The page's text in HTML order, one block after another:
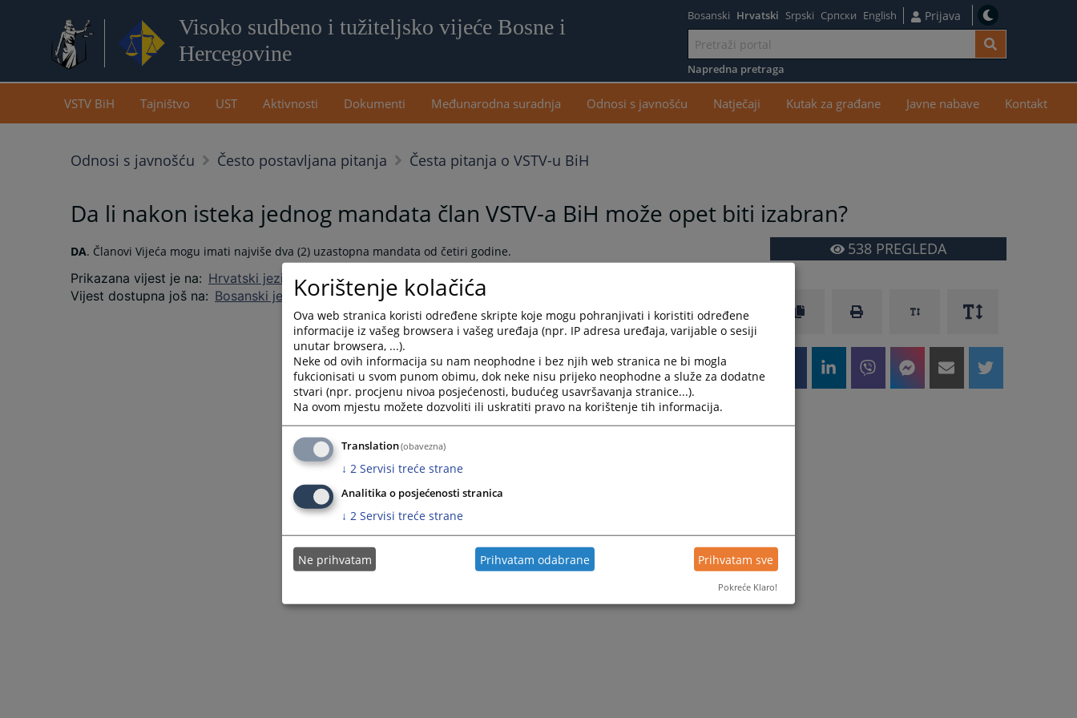
Visoko sudbeno i tužiteljsko vijeće Bosne i
Hercegovine
na
sadržaj
Bosanski Hrvatski Srpski Српски English Prijava
Napredna pretraga
VSTV BiH Tajništvo UST Aktivnosti Dokumenti Međunarodna suradnja Odnosi s javnošću Natječaji Kutak za građane Javne nabave Kontakt
Odnosi s javnošću Često postavljana pitanja Česta pitanja o VSTV-u BiH
Da li nakon isteka jednog mandata član VSTV-a BiH može opet biti izabran?
DA. Članovi Vijeća mogu imati najviše dva (2) uzastopna mandata od četiri godine.
Prikazana vijest je na: Hrvatski jezik
Vijest dostupna još na: Bosanski jezik Srpski jezik English language
538PREGLEDA
Korištenje kolačića
Ova web stranica koristi određene skripte koje mogu pohranjivati i koristiti određene
informacije iz vašeg browsera i vašeg uređaja (npr. IP adresa uređaja, varijable o sesiji
unutar browsera, ...).
Neke od ovih informacija su nam neophodne i bez njih web stranica ne bi mogla
fukcionisati u svom punom obimu, dok neke nisu prijeko neophodne a služe za dodatne
stvari (npr. procjenu nivoa posjećenosti, budućeg usavršavanja stranice...).
Na ovom mjestu možete dozvoliti ili uskratiti pravo na korištenje tih informacija.
Translation(obavezna)
↓ 2 Servisi treće strane
Analitika o posjećenosti stranica
↓ 2 Servisi treće strane
Ne prihvatam Prihvatam odabrane Prihvatam sve
Pokreće Klaro!